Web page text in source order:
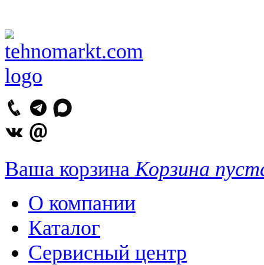
Ваша корзина Корзина
О компании
Каталог
Сервисный центр